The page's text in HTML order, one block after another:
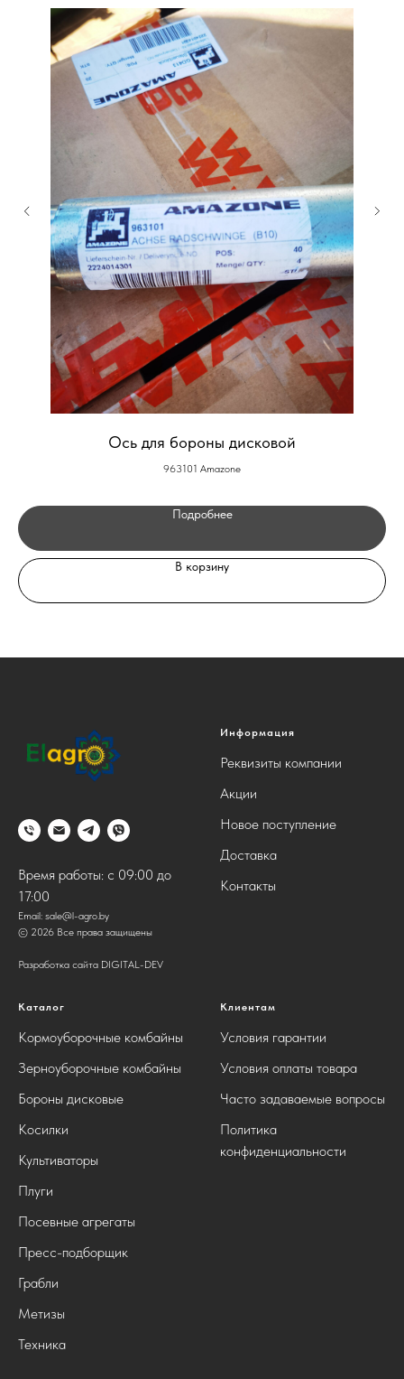
Ось для бороны дисковой
963101 Amazone
Подробнее
В корзину
Время работы: с 09:00 до
17:00
Email: sale@l-agro.by
© 2026 Все права защищены
Разработка сайта DIGITAL-DEV
Информация
Реквизиты компании
Акции
Новое поступление
Доставка
Контакты
Каталог
Кормоуборочные комбайны
Зерноуборочные комбайны
Бороны дисковые
Косилки
Культиваторы
Плуги
Посевные агрегаты
Пресс-подборщик
Грабли
Метизы
Техника
Клиентам
Условия гарантии
Условия оплаты товара
Часто задаваемые вопросы
Политика
конфиденциальности